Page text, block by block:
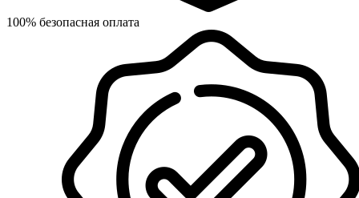
100% безопасная оплата